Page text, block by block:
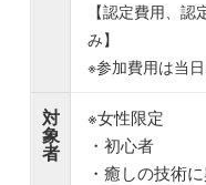
【認定費用、
み】
※参加費用は当
対
象
者
※女性限定
・初心者
・癒しの技術